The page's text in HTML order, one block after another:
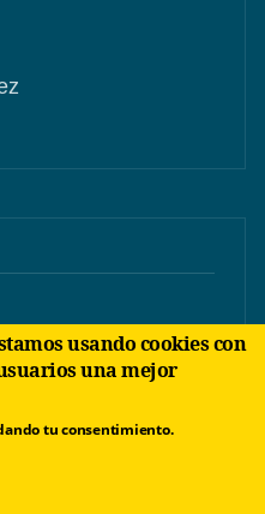
una mejor
tu consentimiento.